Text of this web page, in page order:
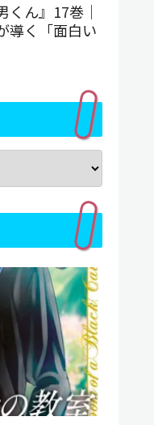
くん』17巻｜
導く「面白い